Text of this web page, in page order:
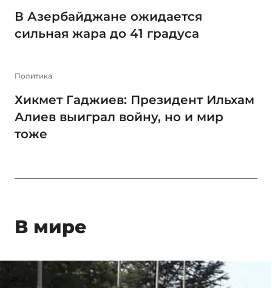
В Азербайджане ожидается
сильная жара до 41 градуса
Политика
Хикмет Гаджиев: Президент Ильхам
Алиев выиграл войну, но и мир
тоже
В мире